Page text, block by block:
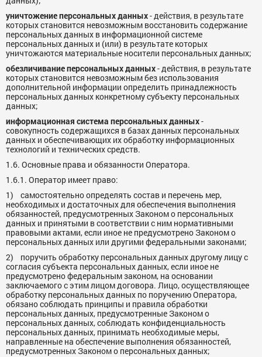
уничтожение персональных данных- действия, в результате
которых становится невозможным восстановить содержание
персональных данных в информационной системе
персональных данных и (или) в результате которых
уничтожаются материальные носители персональных данных;
обезличивание персональных данных- действия, в результате
которых становится невозможным без использования
дополнительной информации определить принадлежность
персональных данных конкретному субъекту персональных
данных;
информационная система персональных данных-
совокупность содержащихся в базах данных персональных
данных и обеспечивающих их обработку информационных
технологий и технических средств.
1.6. Основные права и обязанности Оператора.
1.6.1. Оператор имеет право:
1) самостоятельно определять состав и перечень мер,
необходимых и достаточных для обеспечения выполнения
обязанностей, предусмотренных Законом о персональных
данных и принятыми в соответствии с ним нормативными
правовыми актами, если иное не предусмотрено Законом о
персональных данных или другими федеральными законами;
2) поручить обработку персональных данных другому лицу с
согласия субъекта персональных данных, если иное не
предусмотрено федеральным законом, на основании
заключаемого с этим лицом договора. Лицо, осуществляющее
обработку персональных данных по поручению Оператора,
обязано соблюдать принципы и правила обработки
персональных данных, предусмотренные Законом о
персональных данных, соблюдать конфиденциальность
персональных данных, принимать необходимые меры,
направленные на обеспечение выполнения обязанностей,
предусмотренных Законом о персональных данных;